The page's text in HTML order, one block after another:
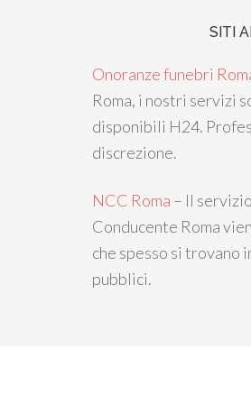
SITI
Onoranze funebri
Roma, i nostri servizi
disponibili H24.
discrezione.
NCC Roma – Il
Conducente Roma
che spesso si trovano
pubblici.